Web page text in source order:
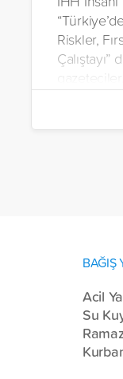
Riskler,
Çalıştayı”
ve sivil
Türkiye”
öneriler
BAĞIŞ
Acil
Su